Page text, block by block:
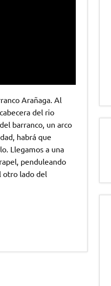
Arañaga. Al
del rio
barranco, un arco
habrá que
Llegamos a una
penduleando
otro lado del